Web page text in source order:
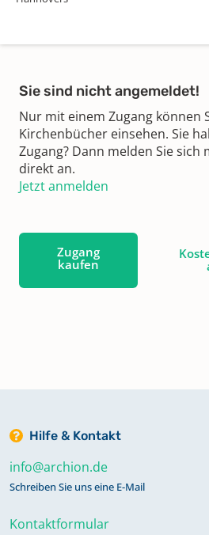
Sie sind nicht angemeldet!
Nur mit einem Zugang können
Kirchenbücher einsehen. Sie
Zugang? Dann melden Sie sich
direkt an.
Jetzt anmelden
Zugang
kaufen
Hilfe & Kontakt
info@archion.de
Schreiben Sie uns eine E-Mail
Kontaktformular